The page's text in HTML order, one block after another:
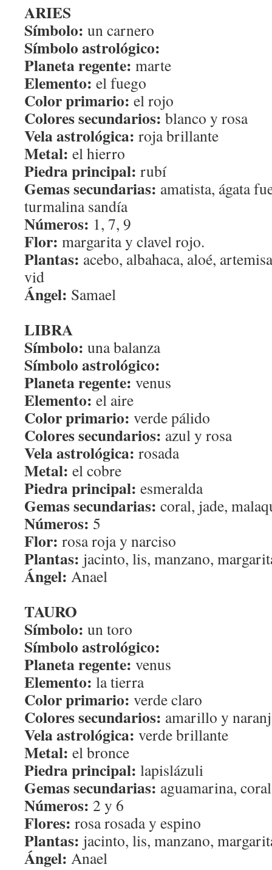
ARIES
Símbolo: un carnero
Símbolo astrológico:
Planeta regente: marte
Elemento: el fuego
Color primario: el rojo
Colores secundarios:blanco y rosa
Vela astrológica: roja brillante
Metal: el hierro
Piedra principal: rubí
Gemas secundarias: amatista, ágata
turmalina sandía
Números: 1, 7, 9
Flor: margarita y clavel rojo.
Plantas: acebo, albahaca, aloé,
vid
Ángel: Samael
LIBRA
Símbolo: una balanza
Símbolo astrológico:
Planeta regente: venus
Elemento: el aire
Color primario: verde pálido
Colores secundarios: azul y rosa
Vela astrológica: rosada
Metal: el cobre
Piedra principal: esmeralda
Gemas secundarias: coral, jade,
Números: 5
Flor: rosa roja y narciso
Plantas: jacinto, lis, manzano,
Ángel: Anael
TAURO
Símbolo: un toro
Símbolo astrológico:
Planeta regente: venus
Elemento: la tierra
Color primario: verde claro
Colores secundarios: amarillo y
Vela astrológica: verde brillante
Metal: el bronce
Piedra principal: lapislázuli
Gemas secundarias: aguamarina,
Números: 2 y 6
Flores: rosa rosada y espino
Plantas: jacinto, lis, manzano,
Ángel: Anael